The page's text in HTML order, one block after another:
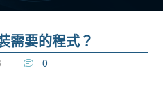
需要的程式？
0